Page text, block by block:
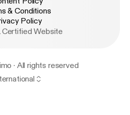
& Conditions
Policy
Certified Website
· All rights reserved